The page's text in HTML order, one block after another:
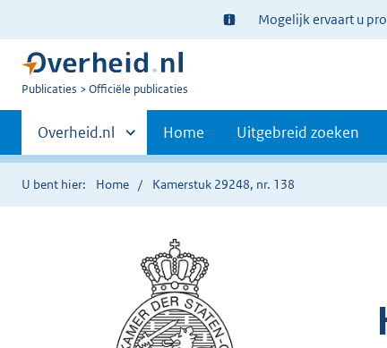
Ter
informatie:
Mogelijk ervaart u
U
Publicaties Officiële publicaties
Primaire
navigatie
Andere
sites
binnen
Overheid.nl Home Uitgebreid zoeken
U bent hier: Home Kamerstuk 29248, nr. 138